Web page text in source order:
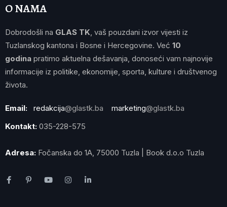
O NAMA
Dobrodošli na GLAS TK , vaš pouzdani izvor vijesti iz
Tuzlanskog kantona i Bosne i Hercegovine. Već 10
godina pratimo aktuelna dešavanja, donoseći vam najnovije
informacije iz politike, ekonomije, sporta, kulture i društvenog
života.
Email: redakcija@glastk.ba marketing@glastk.ba
Kontakt: 035-228-575
Adresa: Fočanska do 1A, 75000 Tuzla | Book d.o.o Tuzla